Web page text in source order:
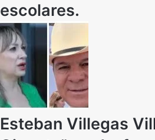
escolares.
Esteban Villegas